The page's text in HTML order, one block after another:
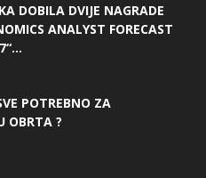
DOBILA DVIJE NAGRADE
ANALYST FORECAST
POTREBNO ZA
OBRTA ?